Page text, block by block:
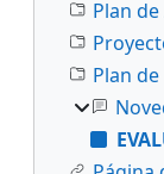
Plan de
Plan